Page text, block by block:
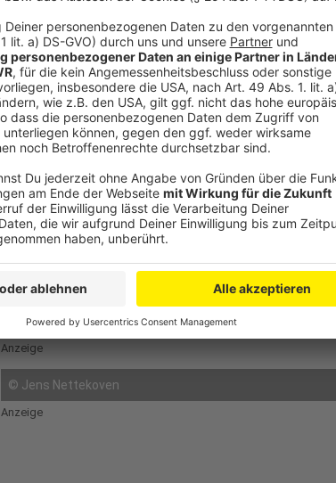
Dieses Lied kann ich Wort für Wort mitsingen:
BAP.
Wenn ich nicht arbeite, findet man mich hier:in
Garten.
tatsächlich schon passiert)
Wenn ich ein Superheld wäre, wäre das meine
Opas Liebling. Egal was
gehalten und gesagt: „Lass dat Jüngelche doch!“
Anzeige
© Jens Nettekoven
Anzeige